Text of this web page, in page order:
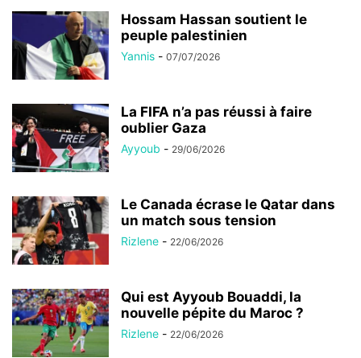
Hossam Hassan soutient le
peuple palestinien
Yannis - 07/07/2026
La FIFA n’a pas réussi à faire
oublier Gaza
Ayyoub - 29/06/2026
Le Canada écrase le Qatar dans
un match sous tension
Rizlene - 22/06/2026
Qui est Ayyoub Bouaddi, la
nouvelle pépite du Maroc ?
Rizlene - 22/06/2026